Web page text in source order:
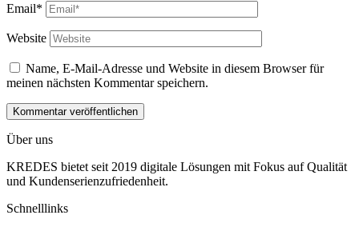
Email*
Website
Name, E-Mail-Adresse und Website in diesem Browser für
meinen nächsten Kommentar speichern.
Über uns
KREDES bietet seit 2019 digitale Lösungen mit Fokus auf Qualität
und Kundenserienzufriedenheit.
Schnelllinks